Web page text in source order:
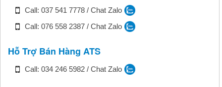
Call: 037 541 7778 / Chat Zalo
Call: 076 558 2387 / Chat Zalo
Hỗ Trợ Bán Hàng ATS
Call: 034 246 5982 / Chat Zalo